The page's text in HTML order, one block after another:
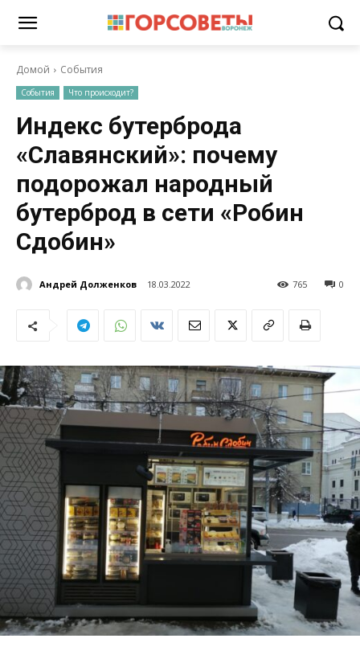
Домой События
События Что происходит?
Индекс бутерброда
«Славянский»: почему
подорожал народный
бутерброд в сети «Робин
Сдобин»
Андрей Долженков 18.03.2022 0
765